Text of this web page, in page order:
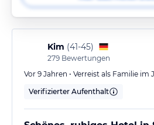
Kim (41-45)
279 Bewertungen
Vor 9 Jahren • Verreist als Familie im
Verifizierter Aufenthalt